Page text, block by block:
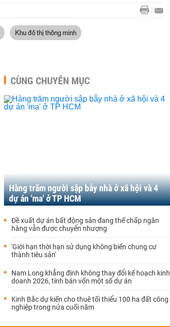
Khu đô thị thông minh
CÙNG CHUYÊN MỤC
Hàng trăm người sập bẫy nhà ở xã hội và 4
dự án 'ma' ở TP HCM
Đề xuất dự án bất động sản đang thế chấp ngân
hàng vẫn được chuyển nhượng
'Giới hạn thời hạn sử dụng không biến chung cư
thành tiêu sản'
Nam Long khẳng định không thay đổi kế hoạch kinh
doanh 2026, tính bán vốn một số dự án
Kinh Bắc dự kiến cho thuê tối thiểu 100 ha đất công
nghiệp trong nửa cuối năm